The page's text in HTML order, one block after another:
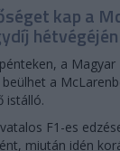
kap a
hétvégéjén
a Magyar
a
istálló.
F1-es
miután idén